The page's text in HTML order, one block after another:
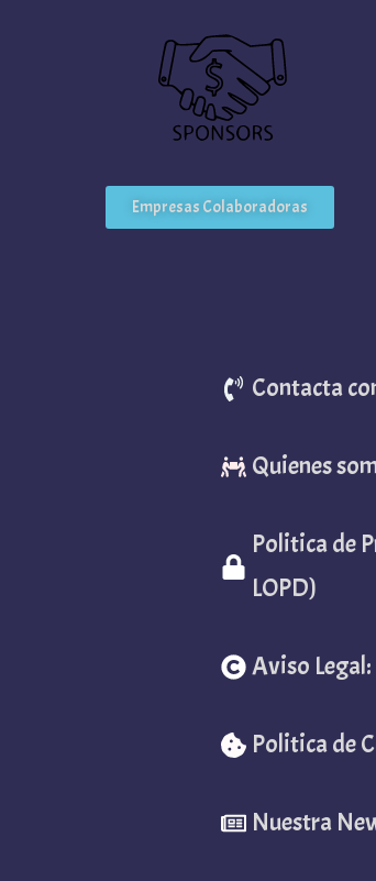
Empresas Colaboradoras
Contacta
Quienes
Politica de
LOPD)
Aviso
Politica de
Nuestra